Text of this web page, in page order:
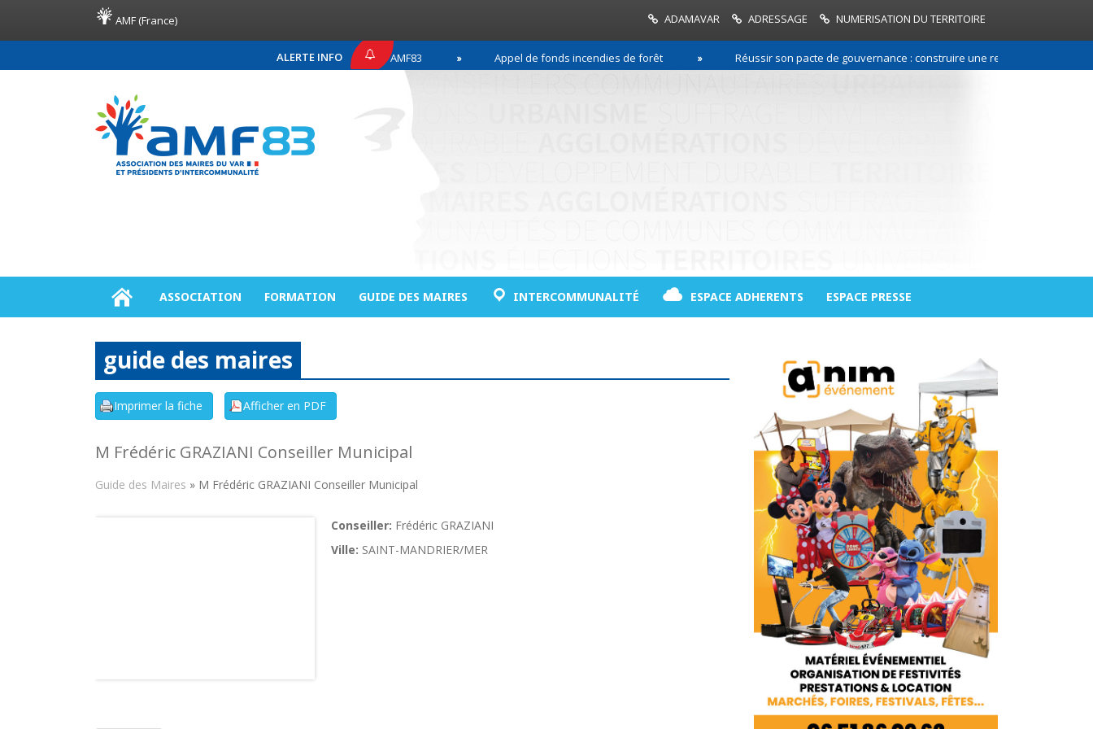
AMF (France) ADAMAVAR ADRESSAGE NUMERISATION DU TERRITOIRE
ALERTE INFO
COMMUNIQUÉ DE PRESSE AMF83 Appel de fonds incendies de forêt Réussir son pacte de gouvernance : construire une relation de confiance entre
ASSOCIATION FORMATION GUIDE DES MAIRES INTERCOMMUNALITÉ ESPACE ADHERENTS ESPACE PRESSE
guide des maires
M Frédéric GRAZIANI Conseiller Municipal
Guide des Maires » M Frédéric GRAZIANI Conseiller Municipal
Conseiller: Frédéric GRAZIANI
Ville: SAINT-MANDRIER/MER